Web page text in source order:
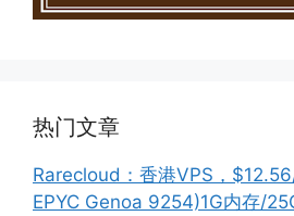
热门文章
Rarecloud：香港VPS，
EPYC Genoa 9254)1G内存/